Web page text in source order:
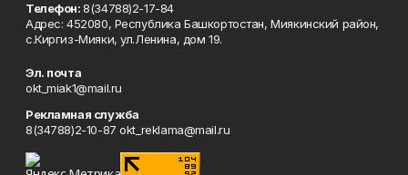
Телефон:8(34788)2-17-84
Адрес: 452080, Республика Башкортостан, Миякинский район,
с.Киргиз-Мияки, ул.Ленина, дом 19.
Эл. почта
okt_miak1@mail.ru
Рекламная служба
8(34788)2-10-87 okt_reklama@mail.ru